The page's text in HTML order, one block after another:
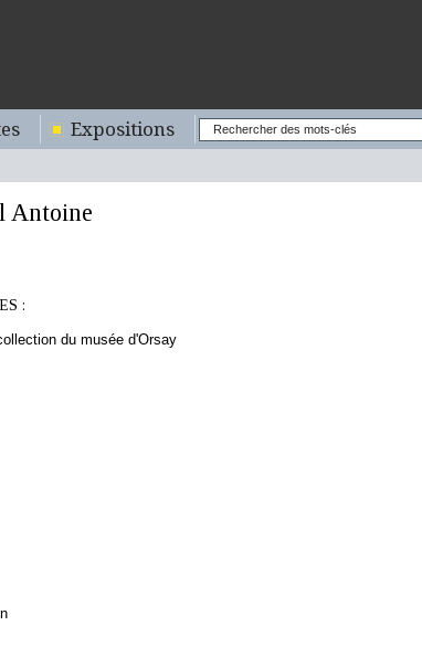
Expositions
Antoine
:
du musée d'Orsay